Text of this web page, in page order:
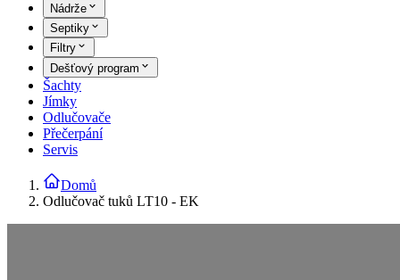
Nádrže
Septiky
Filtry
Dešťový program
Šachty
Jímky
Odlučovače
Přečerpání
Servis
Domů
Odlučovač tuků LT10 - EK